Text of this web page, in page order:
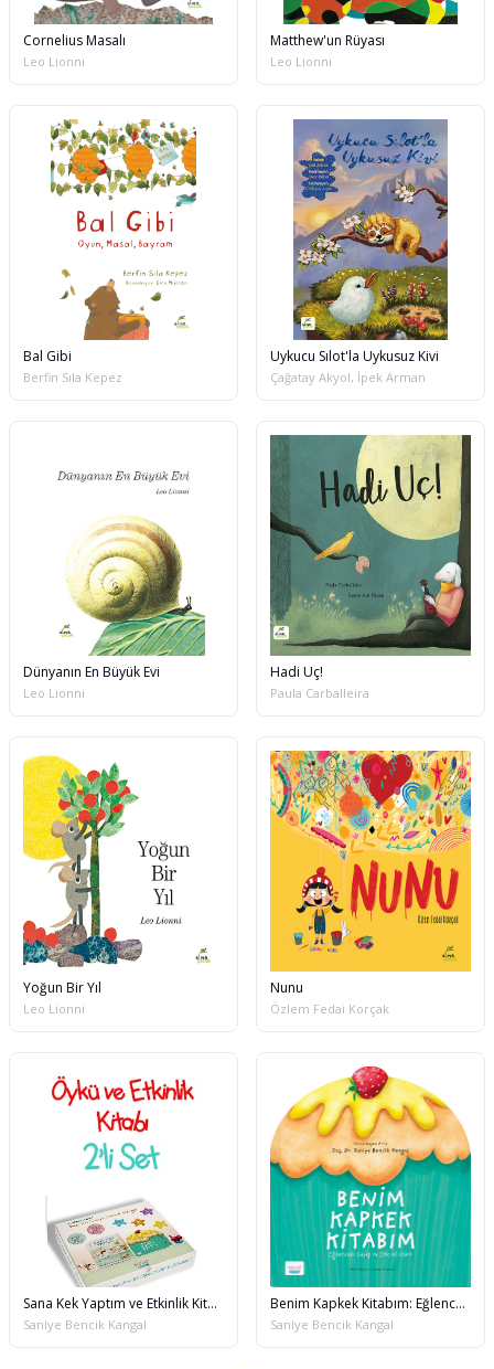
Cornelius Masalı
Leo Lionni
Matthew'un Rüyası
Leo Lionni
Bal Gibi
Berfin Sıla Kepez
Uykucu Sılot'la Uykusuz Kivi
Çağatay Akyol, İpek Arman
Dünyanın En Büyük Evi
Leo Lionni
Hadi Uç!
Paula Carballeira
Yoğun Bir Yıl
Leo Lionni
Nunu
Özlem Fedai Korçak
Sana Kek Yaptım ve Etkinlik Kitabı 2'li Set
Saniye Bencik Kangal
Benim Kapkek Kitabım: Eğlenceli Gelişim Etkinlikleri
Saniye Bencik Kangal